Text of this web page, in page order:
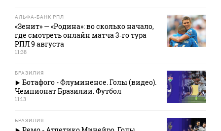
АЛЬФА-БАНК РПЛ
«Зенит» — «Родина»: во сколько начало,
где смотреть онлайн матча 3‑го тура
РПЛ 9 августа
11:38
БРАЗИЛИЯ
Ботафого - Флуминенсе. Голы (видео).
Чемпионат Бразилии. Футбол
11:13
БРАЗИЛИЯ